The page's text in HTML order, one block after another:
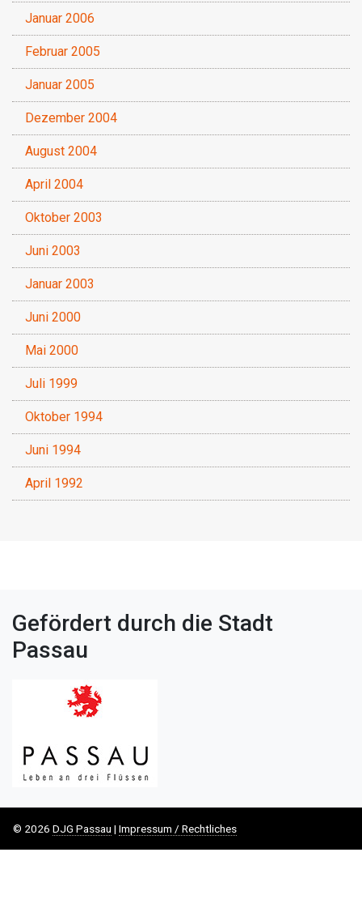
Januar 2006
Februar 2005
Januar 2005
Dezember 2004
August 2004
April 2004
Oktober 2003
Juni 2003
Januar 2003
Juni 2000
Mai 2000
Juli 1999
Oktober 1994
Juni 1994
April 1992
Gefördert durch die Stadt
Passau
© 2026 DJG Passau | Impressum / Rechtliches